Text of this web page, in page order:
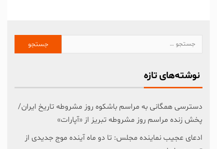
نوشته‌های تازه
دسترسی همگانی به مراسم باشکوه روز مشروطه تاریخ ایران/
پخش زنده مراسم روز مشروطه تبریز از «آپارات»
ادعای عجیب نماینده مجلس: تا دو ماه آینده موج جدیدی از